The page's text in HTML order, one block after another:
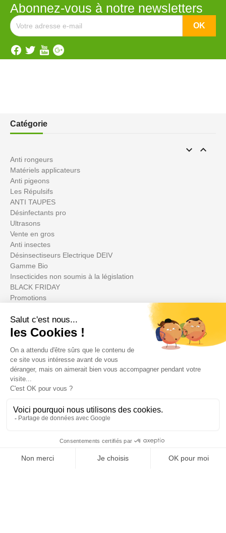
Abonnez-vous à notre newsletters
Catégorie
 
Anti rongeurs
Matériels applicateurs
Anti pigeons
Les Répulsifs
ANTI TAUPES
Désinfectants pro
Ultrasons
Vente en gros
Anti insectes
Désinsectiseurs Electrique DEIV
Gamme Bio
Insecticides non soumis à la législation
BLACK FRIDAY
Promotions
Votre compte
Informations
